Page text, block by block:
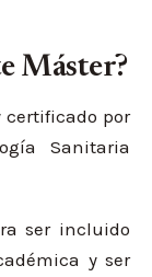
Máster?
certificado por
Sanitaria
ser incluido
y ser